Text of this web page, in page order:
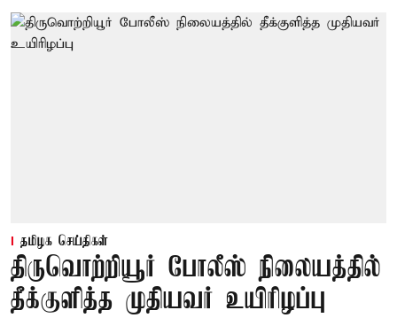
தமிழக செய்திகள்
திருவொற்றியூர் போலீஸ் நிலையத்தில்
தீக்குளித்த முதியவர் உயிரிழப்பு